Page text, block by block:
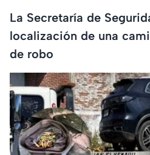
La Secretaría de
localización de una
de robo